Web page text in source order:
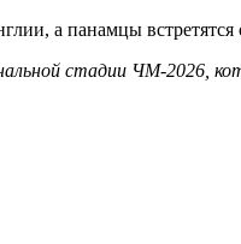
а панамцы встретятся
стадии ЧМ‑2026,